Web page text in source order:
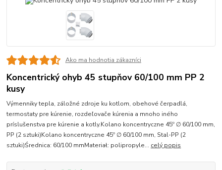
Ako ma hodnotia zákazníci
Koncentrický ohyb 45 stupňov 60/100 mm PP 2
kusy
Výmenniky tepla, záložné zdroje ku kotlom, obehové čerpadlá,
termostaty pre kúrenie, rozdeľovače kúrenia a mnoho iného
príslušenstva pre kúrenie a kotly.Kolano koncentryczne 45º ∅ 60/100 mm,
PP (2 sztuki)Kolano koncentryczne 45º ∅ 60/100 mm, Stal-PP (2
sztuki)Średnica: 60/100 mmMateriał: polipropyle... celý popis